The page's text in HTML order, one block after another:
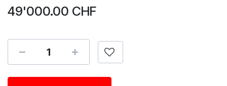
49'000.00 CHF